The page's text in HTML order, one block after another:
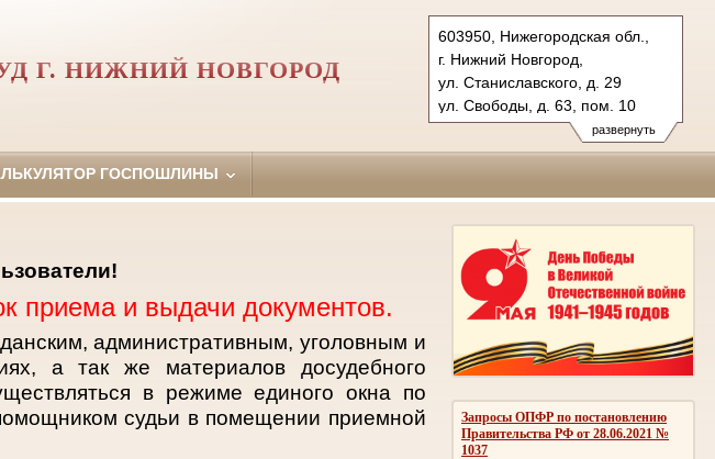
развернуть
603950, Нижегородская обл.,
г. Нижний Новгород,
ул. Станиславского, д. 29
ул. Свободы, д. 63, пом. 10
Тел.: (831) 271-92-30 (уг.), 273-
66-03 (гражд.)
Г. НИЖНИЙ НОВГОРОД
ГОСПОШЛИНЫ
Запросы ОПФР по постановлению
Правительства РФ от 28.06.2021 №
1037
приема и выдачи документов.
административным, уголовным и
а так же материалов досудебного
в режиме единого окна по
судьи в помещении приемной